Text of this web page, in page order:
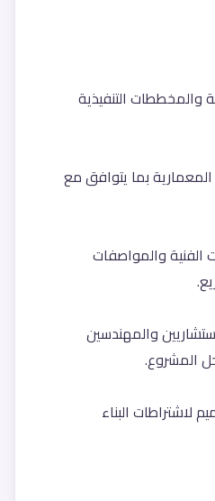
المشروع.
لاشتراطات البناء